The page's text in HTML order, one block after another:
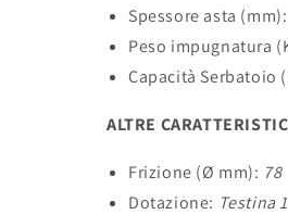
Spessore asta (mm):
Peso impugnatura
Capacità Serbatoio
ALTRE
Frizione (Ø mm): 78
Dotazione: Testina